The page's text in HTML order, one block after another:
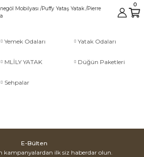
0
Yemek Odaları Yatak Odaları
MLİLY YATAK Düğün Paketleri
Sehpalar
E-Bülten
kampanyalardan ilk siz haberdar olun.
Geri Dön
Geri Dön